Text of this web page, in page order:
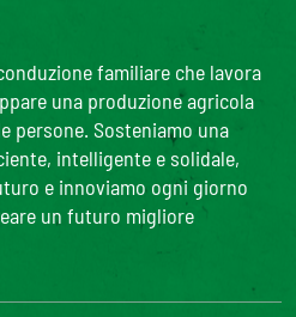
familiare che lavora
una produzione agricola
persone. Sosteniamo una
intelligente e solidale,
e innoviamo ogni giorno
un futuro migliore